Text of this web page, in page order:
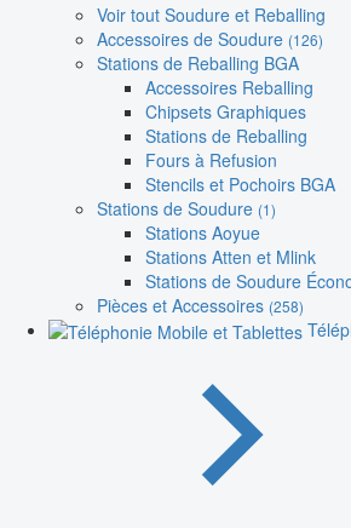
Voir tout Soudure et Reballing
Accessoires de Soudure (126)
Stations de Reballing BGA
Accessoires Reballing
Chipsets Graphiques
Stations de Reballing
Fours à Refusion
Stencils et Pochoirs BGA
Stations de Soudure (1)
Stations Aoyue
Stations Atten et Mlink
Stations de Soudure
Pièces et Accessoires (258)